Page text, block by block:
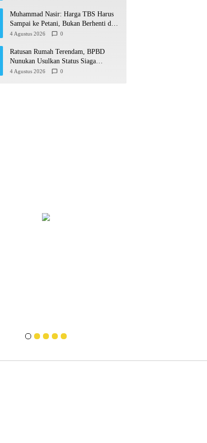
Muhammad Nasir: Harga TBS Harus
Sampai ke Petani, Bukan Berhenti di
Ruang Rapat
4 Agustus 2026 0
Ratusan Rumah Terendam, BPBD
Nunukan Usulkan Status Siaga
Darurat Bencana Hidrometeorologi
4 Agustus 2026 0